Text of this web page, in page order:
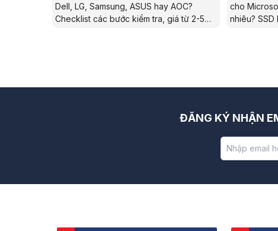
Dell, LG, Samsung, ASUS hay AOC?
Checklist các bước kiểm tra, giá từ 2-5
cho
nhiêu? SSD
ĐĂNG KÝ NHẬN